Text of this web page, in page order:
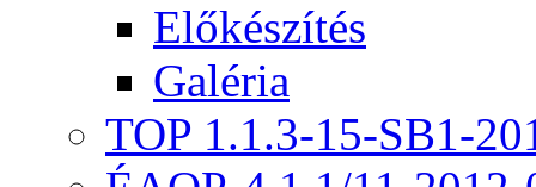
Előkészítés
Galéria
TOP 1.1.3-15-SB1-